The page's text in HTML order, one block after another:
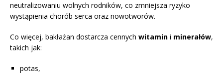
neutralizowaniu wolnych rodników, co zmniejsza ryzyko
wystąpienia chorób serca oraz nowotworów.
Co więcej, bakłażan dostarcza cennych witamin i minerałów,
takich jak:
potas,